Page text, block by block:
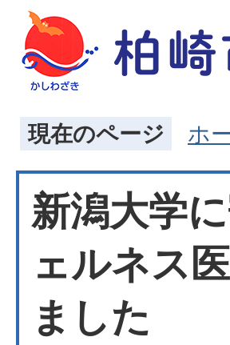
現在のページ ホ
新潟大学
ェルネス
ました